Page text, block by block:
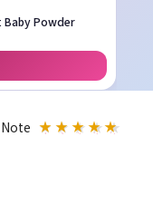
Baby Powder
Note